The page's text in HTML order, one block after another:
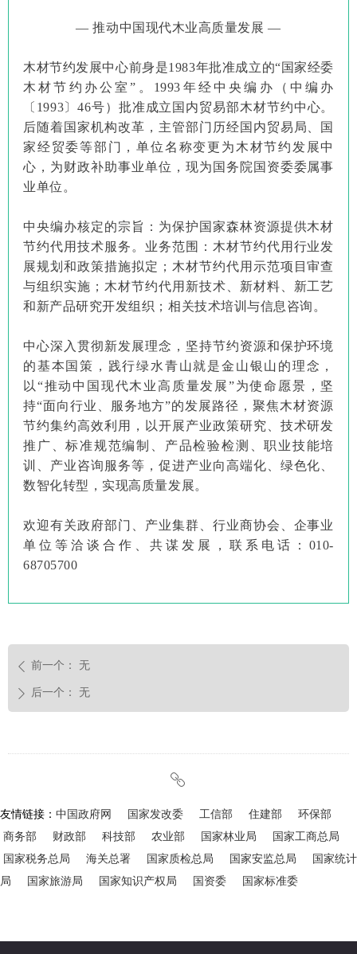
— 推动中国现代木业高质量发展 —
木材节约发展中心前身是1983年批准成立的“国家经委
木材节约办公室”。1993年经中央编办（中编办
〔1993〕46号）批准成立国内贸易部木材节约中心。
后随着国家机构改革，主管部门历经国内贸易局、国
家经贸委等部门，单位名称变更为木材节约发展中
心，为财政补助事业单位，现为国务院国资委委属事
业单位。
中央编办核定的宗旨：为保护国家森林资源提供木材
节约代用技术服务。业务范围：木材节约代用行业发
展规划和政策措施拟定；木材节约代用示范项目审查
与组织实施；木材节约代用新技术、新材料、新工艺
和新产品研究开发组织；相关技术培训与信息咨询。
中心深入贯彻新发展理念，坚持节约资源和保护环境
的基本国策，践行绿水青山就是金山银山的理念，
以“推动中国现代木业高质量发展”为使命愿景，坚
持“面向行业、服务地方”的发展路径，聚焦木材资源
节约集约高效利用，以开展产业政策研究、技术研发
推广、标准规范编制、产品检验检测、职业技能培
训、产业咨询服务等，促进产业向高端化、绿色化、
数智化转型，实现高质量发展。
欢迎有关政府部门、产业集群、行业商协会、企事业
单位等洽谈合作、共谋发展，联系电话：010-
68705700
ꄴ 前一个： 无
ꄲ 后一个： 无
友情链接： 中国政府网 国家发改委 工信部 住建部
环保部
商务部
财政部 科技部 农业部 国家林业局
国家工商总局
国家税务总局
海关总署 国家质检总局 国家安监总局
国家统计
局
国家旅游局 国家知识产权局 国资委 国家标准委
ꁓ